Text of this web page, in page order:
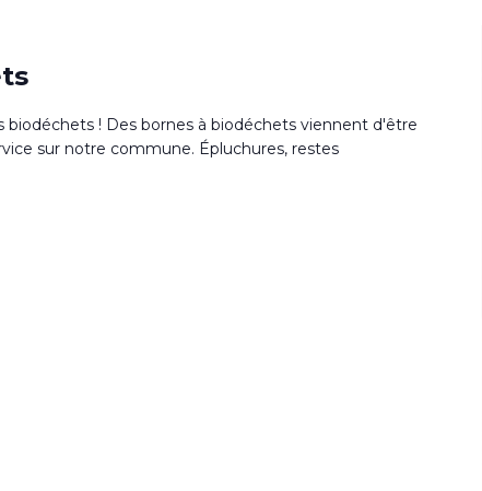
biodéchets ! Des bornes à biodéchets viennent d'être
sur notre commune. Épluchures, restes